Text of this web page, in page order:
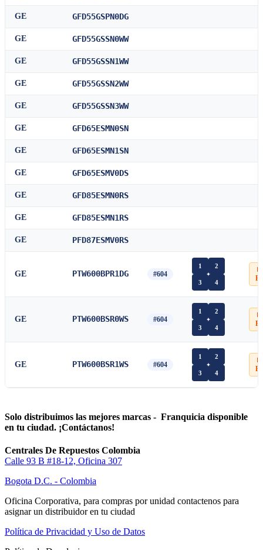
GE GFD55GSPN0DG
GE GFD55GSSN0WW
GE GFD55GSSN1WW
GE GFD55GSSN2WW
GE GFD55GSSN3WW
GE GFD65ESMN0SN
GE GFD65ESMN1SN
GE GFD65ESMV0DS
GE GFD85ESMN0RS
GE GFD85ESMN1RS
GE PFD87ESMV0RS
GE PTW600BPR1DG #604
1 2
3 4
📄
GE PTW600BSR0WS #604
1 2
3 4
📄
GE PTW600BSR1WS #604
1 2
3 4
📄
Solo distribuimos las mejores marcas - Franquicia disponible
en tu ciudad. ¡Contáctanos!
Centrales De Repuestos Colombia
Calle 93 B #18-12, Oficina 307
Bogota D.C. - Colombia
Oficina Corporativa, para compras por unidad contactenos para
asignar un distribuidor en tu ciudad
Política de Privacidad y Uso de Datos